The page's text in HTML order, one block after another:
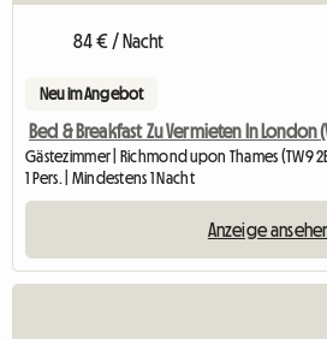
84 € / Nacht
Neu im Angebot
Bed & Breakfast Zu Vermieten In London
Gästezimmer | Richmond upon Thames (TW9
1 Pers. | Mindestens 1 Nacht
Anzeige